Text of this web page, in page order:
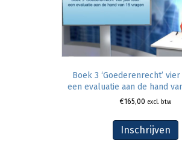
Boek 3 ‘Goederenrecht’
een evaluatie aan de hand
€165,00 excl. btw
Inschrijven